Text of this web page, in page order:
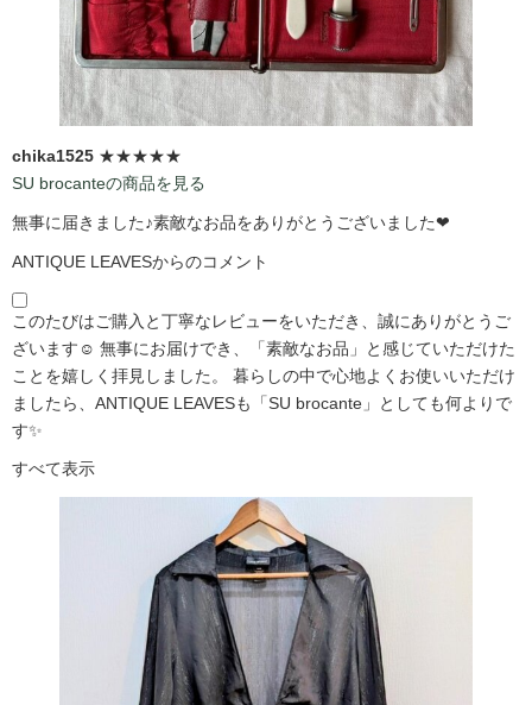
chika1525 ★★★★★
SU brocanteの商品を見る
無事に届きました♪素敵なお品をありがとうございました❤
ANTIQUE LEAVESからのコメント
このたびはご購入と丁寧なレビューをいただき、誠にありがとうご
ざいます☺️ 無事にお届けでき、「素敵なお品」と感じていただけた
ことを嬉しく拝見しました。 暮らしの中で心地よくお使いいただけ
ましたら、ANTIQUE LEAVESも「SU brocante」としても何よりで
す✨
すべて表示